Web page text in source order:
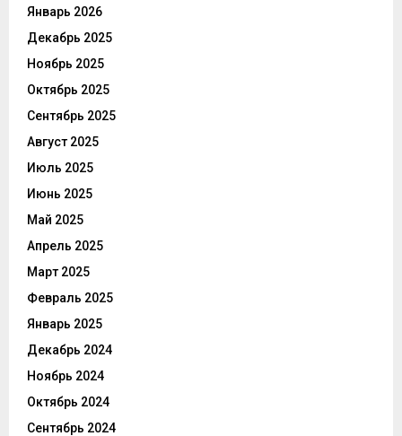
Январь 2026
Декабрь 2025
Ноябрь 2025
Октябрь 2025
Сентябрь 2025
Август 2025
Июль 2025
Июнь 2025
Май 2025
Апрель 2025
Март 2025
Февраль 2025
Январь 2025
Декабрь 2024
Ноябрь 2024
Октябрь 2024
Сентябрь 2024